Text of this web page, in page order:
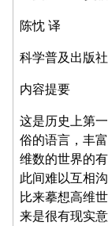
陈忱 译
科学普及出版
内容提要
这是历史上第
俗的语言，丰
维数的世界的
此间难以互相
比来摹想高维
来是很有现实